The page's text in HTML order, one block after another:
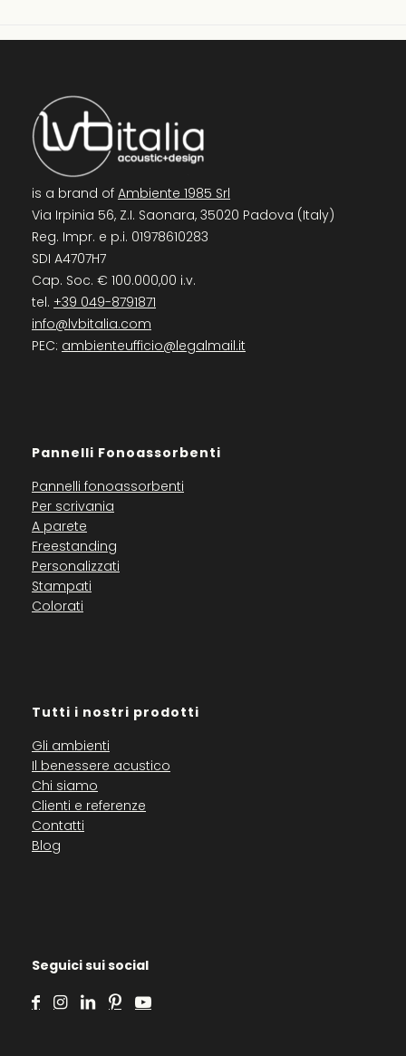
is a brand of Ambiente 1985 Srl
Via Irpinia 56, Z.I. Saonara, 35020 Padova (Italy)
Reg. Impr. e p.i. 01978610283
SDI A4707H7
Cap. Soc. € 100.000,00 i.v.
tel. +39 049-8791871
info@lvbitalia.com
PEC: ambienteufficio@legalmail.it
Pannelli Fonoassorbenti
Pannelli fonoassorbenti
Per scrivania
A parete
Freestanding
Personalizzati
Stampati
Colorati
Tutti i nostri prodotti
Gli ambienti
Il benessere acustico
Chi siamo
Clienti e referenze
Contatti
Blog
Seguici sui social